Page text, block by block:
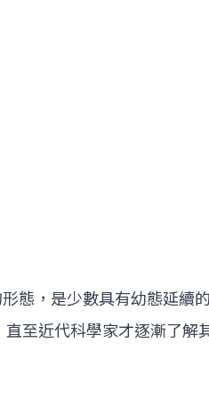
態，是少數具有幼態延續
至近代科學家才逐漸了解